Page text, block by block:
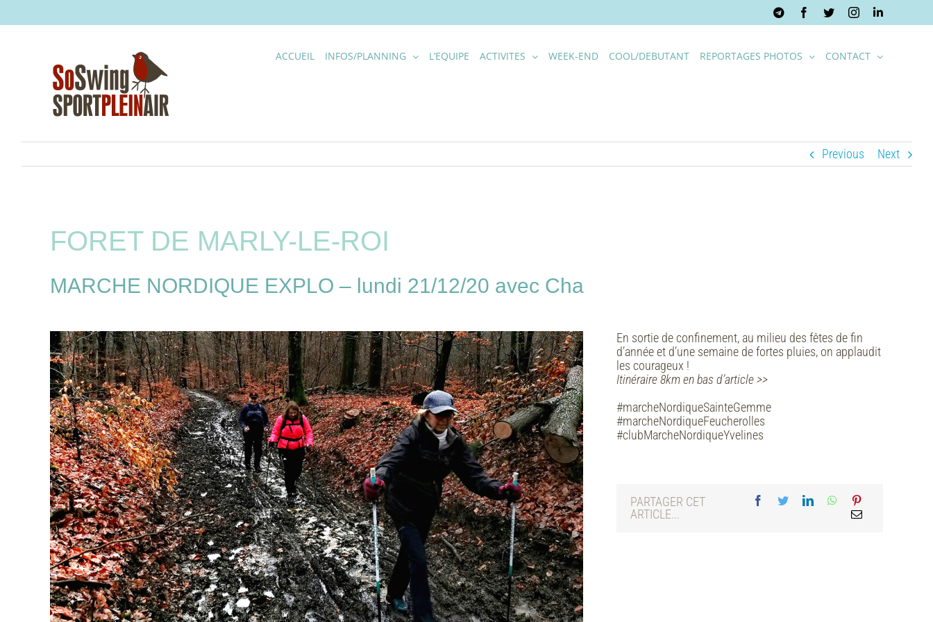
TelegramFacebook
TwitterInstagramLinkedIn
ACCUEIL INFOS/PLANNING L’EQUIPE ACTIVITES WEEK-END COOL/DEBUTANT REPORTAGES PHOTOS CONTACT
Previous Next
FORET DE MARLY-LE-ROI
MARCHE NORDIQUE EXPLO – lundi 21/12/20 avec Cha
En sortie de confinement, au milieu des fêtes de fin
d’année et d’une semaine de fortes pluies, on applaudit
les courageux !
Itinéraire 8km en bas d’article >>
#marcheNordiqueSainteGemme
#marcheNordiqueFeucherolles
#clubMarcheNordiqueYvelines
PARTAGER CET
ARTICLE...